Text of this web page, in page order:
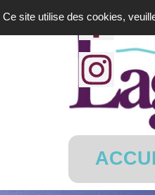
Ce site utilise des cookies,